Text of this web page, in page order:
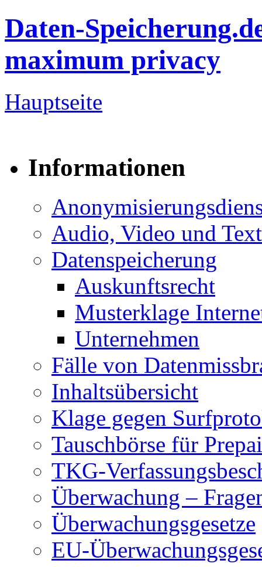
Daten-
maximum privacy
Hauptseite
Informationen
Audio, Video und Text
Datenspeicherung
Auskunftsrecht
Musterklage
Unternehmen
Fälle von
Inhaltsübersicht
Klage gegen
Tauschbörse für
TKG-
Überwachung –
Überwachungsgesetze
EU-